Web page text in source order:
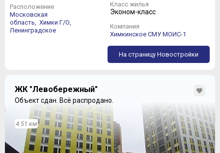
Расположение
Московская
область, Химки Г/О,
Ленинградское
Класс жилья
Эконом-класс
Компания
Химкинское СМУ МОИС-1
На страницу Новостройки
ЖК "Левобережный"
Объект сдан. Всё распродано.
4.51 км